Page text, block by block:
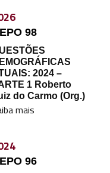
98
2024 –
1 Roberto
do Carmo (Org.)
mais
96